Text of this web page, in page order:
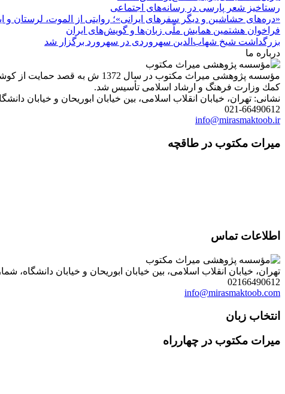
رستاخیز شعر پارسی در رسانه‌های اجتماعی
«دره‌های حشاشین و دیگر سفرهای ایرانی»؛ روایتی از الموت، لرستان و
فراخوان هشتمین همایش ملّی زبان‌ها و گویش‌های ایران
بزرگداشت شیخ شهاب‌الدین سهروردی در سهرورد برگزار شد
درباره ما
مؤسسه پژوهشی میراث مكتوب
كمك وزارت فرهنگ و ارشاد اسلامی تأسیس شد.
نشانی: تهران، خیابان انقلاب اسلامی، بین خیابان ابوریحان و خیابان دانشگاه، شمارۀ 1182 (ساختمان
021-66490612
info@mirasmaktoob.ir
میرات مکتوب در طاقچه
اطلاعات تماس
تهران، خیابان انقلاب اسلامی، بین خیابان ابوریحان و خیابان دانشگاه، شمارۀ 1182 (ساختمان فروردین)، طبقۀ دوم، واحد 8 ، روابط عمومی مؤسسه پژوهی میراث مکتوب؛ صندوق پستی:
02166490612
info@mirasmaktoob.com
انتخاب زبان
میرات مکتوب در چهارراه